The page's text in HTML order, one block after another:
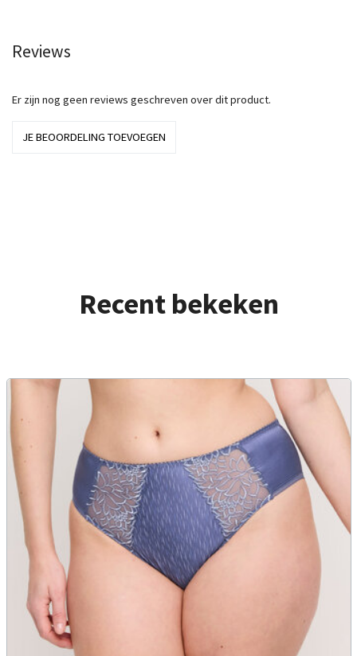
Reviews
Er zijn nog geen reviews geschreven over dit product.
JE BEOORDELING TOEVOEGEN
Recent bekeken